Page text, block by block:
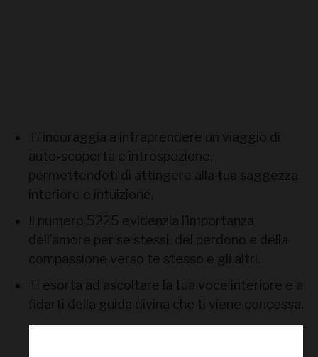
Ti incoraggia a intraprendere un viaggio di
auto-scoperta e introspezione,
permettendoti di attingere alla tua saggezza
interiore e intuizione.
Il numero 5225 evidenzia l’importanza
dell’amore per se stessi, del perdono e della
compassione verso te stesso e gli altri.
Ti esorta ad ascoltare la tua voce interiore e a
fidarti della guida divina che ti viene concessa.